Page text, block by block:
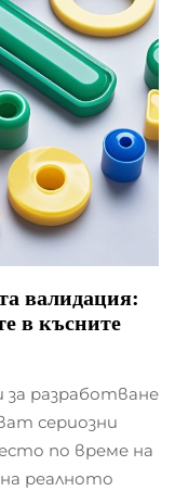
валидация:
в късните
разработване
сериозни
по време на
реалното